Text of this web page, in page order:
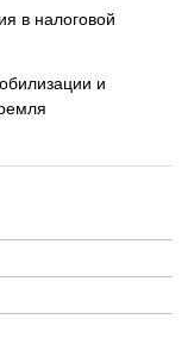
в налоговой
и